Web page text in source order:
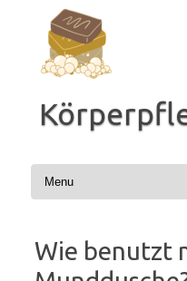
Inhalt
springen
Wie benutzt